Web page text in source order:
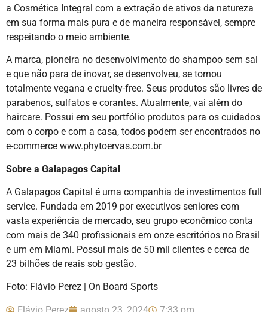
a Cosmética Integral com a extração de ativos da natureza
em sua forma mais pura e de maneira responsável, sempre
respeitando o meio ambiente.
A marca, pioneira no desenvolvimento do shampoo sem sal
e que não para de inovar, se desenvolveu, se tornou
totalmente vegana e cruelty-free. Seus produtos são livres de
parabenos, sulfatos e corantes. Atualmente, vai além do
haircare. Possui em seu portfólio produtos para os cuidados
com o corpo e com a casa, todos podem ser encontrados no
e-commerce www.phytoervas.com.br
Sobre a Galapagos Capital
A Galapagos Capital é uma companhia de investimentos full
service. Fundada em 2019 por executivos seniores com
vasta experiência de mercado, seu grupo econômico conta
com mais de 340 profissionais em onze escritórios no Brasil
e um em Miami. Possui mais de 50 mil clientes e cerca de
23 bilhões de reais sob gestão.
Foto: Flávio Perez | On Board Sports